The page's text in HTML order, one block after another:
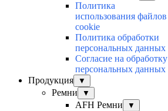
Политика
использования файлов
cookie
Политика обработки
персональных данных
Согласие на обработку
персональных данных
Продукция
▼
Ремни ▼
AFH Ремни ▼